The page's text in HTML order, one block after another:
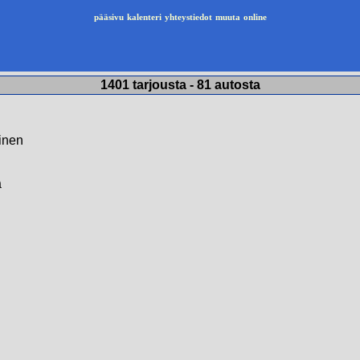
pääsivu kalenteri yhteystiedot muuta online
1401 tarjousta - 81 autosta